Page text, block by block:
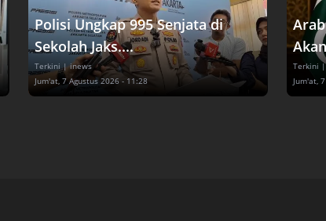
Polisi Ungkap 995 Senjata di
Sekolah Jaks....
Terkini | inews
Jum'at, 7 Agustus 2026 - 11:28
Terkini |
Jum'at,